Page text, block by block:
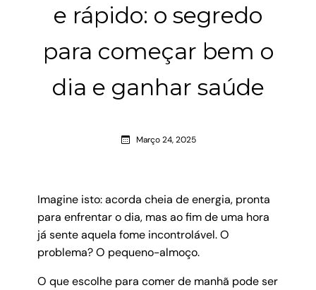
e rápido: o segredo
para começar bem o
dia e ganhar saúde
Março 24, 2025
Imagine isto: acorda cheia de energia, pronta
para enfrentar o dia, mas ao fim de uma hora
já sente aquela fome incontrolável. O
problema? O pequeno-almoço.
O que escolhe para comer de manhã pode ser